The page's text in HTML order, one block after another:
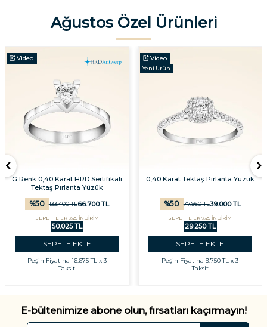
Ağustos Özel Ürünleri
Video
G Renk 0,40 Karat HRD Sertifikalı
Tektaş Pırlanta Yüzük
%50 133.400TL66.700TL
SEPETTE EK %25 İNDİRİM
50.025 TL
SEPETE EKLE
Peşin Fiyatına 16.675 TL x 3
Taksit
Video
Yeni Ürün
0,40 Karat Tektaş Pırlanta Yüzük
%50 77.950TL39.000TL
SEPETTE EK %25 İNDİRİM
29.250 TL
SEPETE EKLE
Peşin Fiyatına9.750 TL x 3
Taksit
E-bültenimize abone olun, fırsatları kaçırmayın!